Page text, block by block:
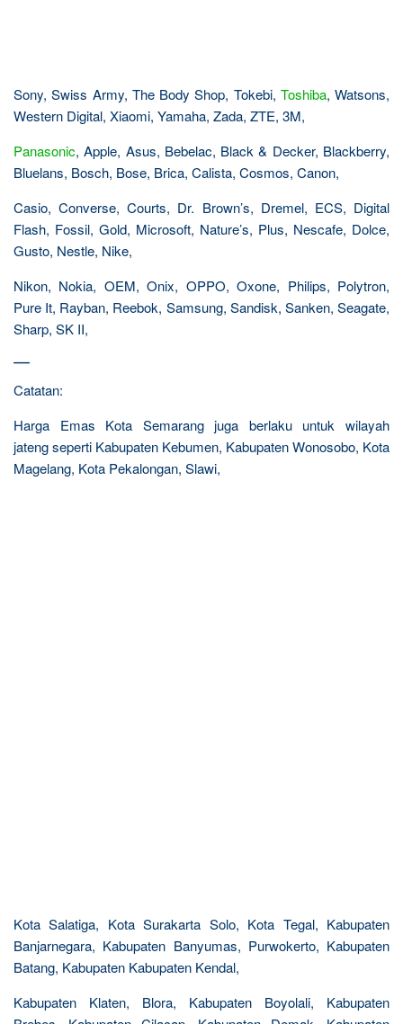
Sony, Swiss Army, The Body Shop, Tokebi, Toshiba, Watsons,
Western Digital, Xiaomi, Yamaha, Zada, ZTE, 3M,
Panasonic, Apple, Asus, Bebelac, Black & Decker, Blackberry,
Bluelans, Bosch, Bose, Brica, Calista, Cosmos, Canon,
Casio, Converse, Courts, Dr. Brown’s, Dremel, ECS, Digital
Flash, Fossil, Gold, Microsoft, Nature’s, Plus, Nescafe, Dolce,
Gusto, Nestle, Nike,
Nikon, Nokia, OEM, Onix, OPPO, Oxone, Philips, Polytron,
Pure It, Rayban, Reebok, Samsung, Sandisk, Sanken, Seagate,
Sharp, SK II,
—
Catatan:
Harga Emas Kota Semarang juga berlaku untuk wilayah
jateng seperti Kabupaten Kebumen, Kabupaten Wonosobo, Kota
Magelang, Kota Pekalongan, Slawi,
Kota Salatiga, Kota Surakarta Solo, Kota Tegal, Kabupaten
Banjarnegara, Kabupaten Banyumas, Purwokerto, Kabupaten
Batang, Kabupaten Kabupaten Kendal,
Kabupaten Klaten, Blora, Kabupaten Boyolali, Kabupaten